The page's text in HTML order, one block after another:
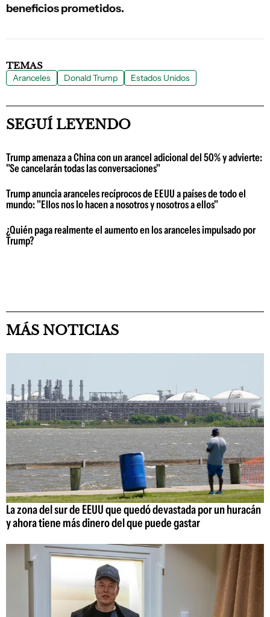
beneficios prometidos.
TEMAS
Aranceles Donald Trump Estados Unidos
SEGUÍ LEYENDO
Trump amenaza a China con un arancel adicional del 50% y advierte:
"Se cancelarán todas las conversaciones"
Trump anuncia aranceles recíprocos de EEUU a países de todo el
mundo: "Ellos nos lo hacen a nosotros y nosotros a ellos"
¿Quién paga realmente el aumento en los aranceles impulsado por
Trump?
MÁS NOTICIAS
La zona del sur de EEUU que quedó devastada por un huracán
y ahora tiene más dinero del que puede gastar